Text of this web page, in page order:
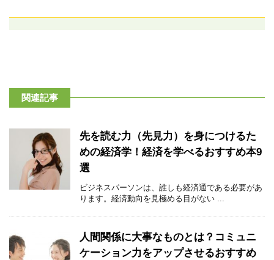
関連記事
先を読む力（先見力）を身につけるた
めの経済学！経済を学べるおすすめ本9
選
ビジネスパーソンは、誰しも経済通である必要があ
ります。経済動向を見極める目がない ...
人間関係に大事なものとは？コミュニ
ケーション力をアップさせるおすすめ